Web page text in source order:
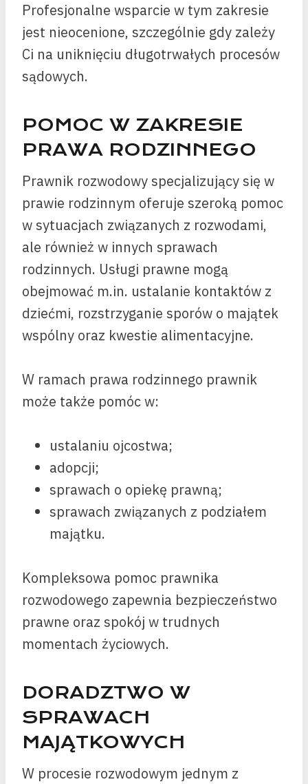
Profesjonalne wsparcie w tym zakresie
jest nieocenione, szczególnie gdy zależy
Ci na uniknięciu długotrwałych procesów
sądowych.
POMOC W ZAKRESIE
PRAWA RODZINNEGO
Prawnik rozwodowy specjalizujący się w
prawie rodzinnym oferuje szeroką pomoc
w sytuacjach związanych z rozwodami,
ale również w innych sprawach
rodzinnych. Usługi prawne mogą
obejmować m.in. ustalanie kontaktów z
dziećmi, rozstrzyganie sporów o majątek
wspólny oraz kwestie alimentacyjne.
W ramach prawa rodzinnego prawnik
może także pomóc w:
ustalaniu ojcostwa;
adopcji;
sprawach o opiekę prawną;
sprawach związanych z podziałem
majątku.
Kompleksowa pomoc prawnika
rozwodowego zapewnia bezpieczeństwo
prawne oraz spokój w trudnych
momentach życiowych.
DORADZTWO W
SPRAWACH
MAJĄTKOWYCH
W procesie rozwodowym jednym z